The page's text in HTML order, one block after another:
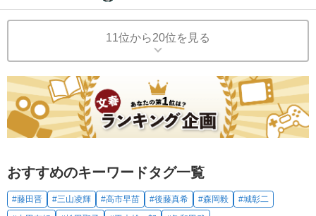
11位から20位を見る
おすすめのキーワードタグ一覧
#藤田晋 #三山凌輝 #高市早苗 #後藤真希 #森岡毅
#城彰二